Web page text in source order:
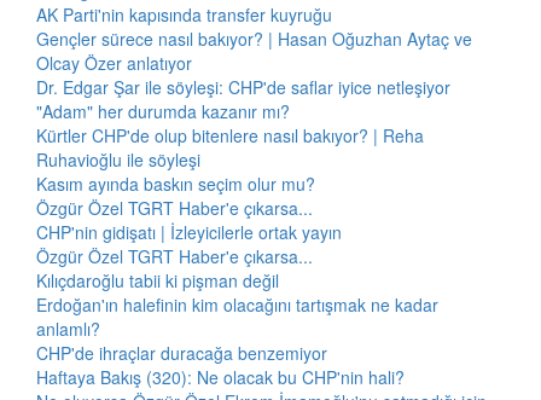
AK Parti'nin kapısında transfer kuyruğu
Gençler sürece nasıl bakıyor? | Hasan Oğuzhan Aytaç ve
Olcay Özer anlatıyor
Dr. Edgar Şar ile söyleşi: CHP'de saflar iyice netleşiyor
"Adam" her durumda kazanır mı?
Kürtler CHP'de olup bitenlere nasıl bakıyor? | Reha
Ruhavioğlu ile söyleşi
Kasım ayında baskın seçim olur mu?
Özgür Özel TGRT Haber'e çıkarsa...
CHP'nin gidişatı | İzleyicilerle ortak yayın
Özgür Özel TGRT Haber'e çıkarsa...
Kılıçdaroğlu tabii ki pişman değil
Erdoğan'ın halefinin kim olacağını tartışmak ne kadar
anlamlı?
CHP'de ihraçlar duracağa benzemiyor
Haftaya Bakış (320): Ne olacak bu CHP'nin hali?